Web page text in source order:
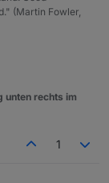
(Martin Fowler,
unten rechts im
1